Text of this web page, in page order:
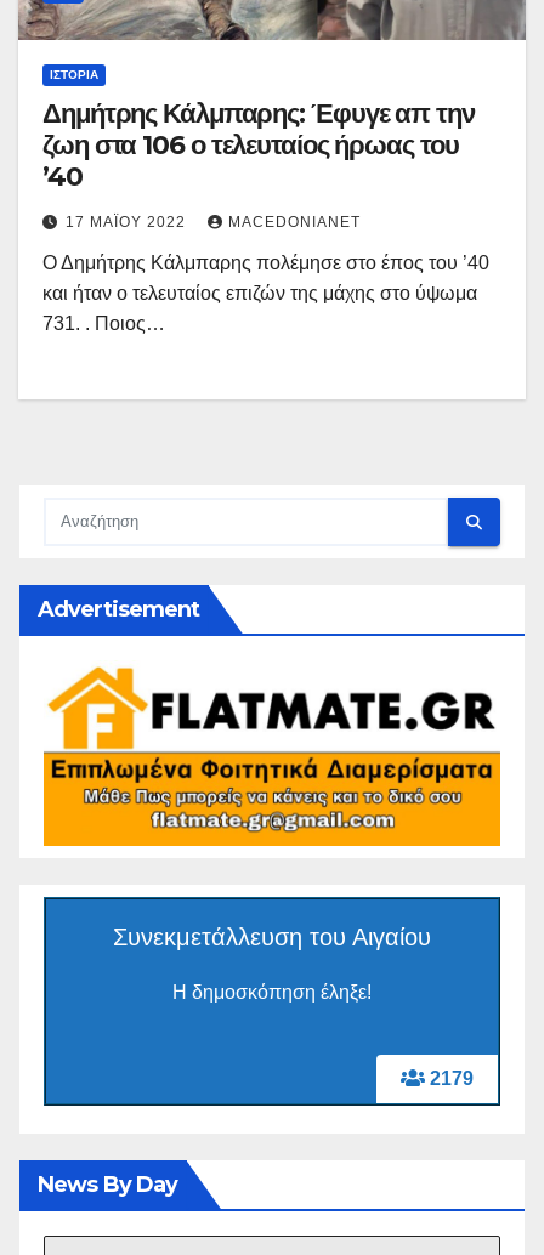
ΙΣΤΟΡΊΑ
Δημήτρης Κάλμπαρης: Έφυγε απ την
ζωη στα 106 ο τελευταίος ήρωας του
’40
17 ΜΑΪ́ΟΥ 2022 MACEDONIANET
Ο Δημήτρης Κάλμπαρης πολέμησε στο έπος του ’40
και ήταν ο τελευταίος επιζών της μάχης στο ύψωμα
731. . Ποιος…
Advertisement
2179
Συνεκμετάλλευση του Αιγαίου
Η δημοσκόπηση έληξε!
News By Day